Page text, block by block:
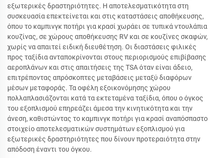
εξωτερικές δραστηριότητες. Η αποτελεσματικότητα στη
συσκευασία επεκτείνεται και στις καταστάσεις αποθήκευσης,
όπου το καμπινγκ ποτήρι για κρασί χωράει σε τυπικά ντουλάπια
κουζίνας, σε χώρους αποθήκευσης RV και σε κουζίνες σκαφών,
χωρίς να απαιτεί ειδική διευθέτηση. Οι διαστάσεις φιλικές
προς ταξίδια ανταποκρίνονται στους περιορισμούς επιβίβασης
αεροπλάνων και στις απαιτήσεις της TSA όταν είναι άδειο,
επιτρέποντας απρόσκοπτες μεταβάσεις μεταξύ διαφόρων
μέσων μεταφοράς. Τα οφέλη εξοικονόμησης χώρου
πολλαπλασιάζονται κατά τα εκτεταμένα ταξίδια, όπου ο όγκος
του εξοπλισμού επηρεάζει άμεσα την κινητικότητα και την
άνεση, καθιστώντας το καμπινγκ ποτήρι για κρασί αναπόσπαστο
στοιχείο αποτελεσματικών συστημάτων εξοπλισμού για
εξωτερικές δραστηριότητες που δίνουν προτεραιότητα στην
απόδοση έναντι του όγκου.